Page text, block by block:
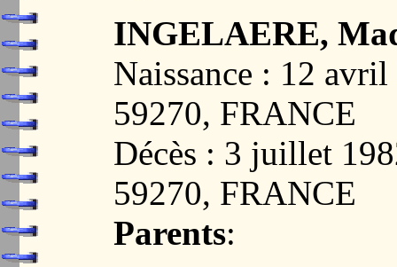
INGELAERE,
Naissance : 12
59270, FRANCE
Décès : 3 juillet
59270, FRANCE
Parents: